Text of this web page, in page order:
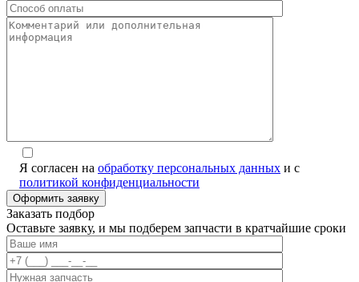
Я согласен на обработку персональных данных и с
политикой конфиденциальности
Заказать подбор
Оставьте заявку, и мы подберем запчасти в кратчайшие сроки